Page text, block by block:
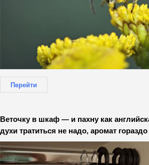
Перейти
Веточку в шкаф — и пахну как
духи тратиться не надо, аромат